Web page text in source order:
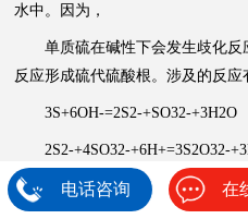
水中。因为，
单质硫在碱性下会发生歧化反
反应形成硫代硫酸根。涉及的反应
3S+6OH-=2S2-+SO32-+3H2O
2S2-+4SO32-+6H+=3S2O32-
单质硫溶解进入污水的危害主要
塞。因为脱氨膜虽为疏水型透气
电话咨询 在